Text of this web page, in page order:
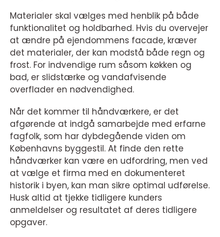
Materialer skal vælges med henblik på både
funktionalitet og holdbarhed. Hvis du overvejer
at ændre på ejendommens facade, kræver
det materialer, der kan modstå både regn og
frost. For indvendige rum såsom køkken og
bad, er slidstærke og vandafvisende
overflader en nødvendighed.
Når det kommer til håndværkere, er det
afgørende at indgå samarbejde med erfarne
fagfolk, som har dybdegående viden om
Københavns byggestil. At finde den rette
håndværker kan være en udfordring, men ved
at vælge et firma med en dokumenteret
historik i byen, kan man sikre optimal udførelse.
Husk altid at tjekke tidligere kunders
anmeldelser og resultatet af deres tidligere
opgaver.